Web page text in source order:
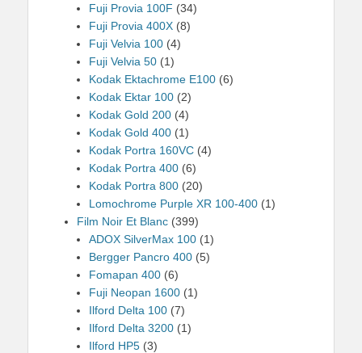
Fuji Provia 100F (34)
Fuji Provia 400X (8)
Fuji Velvia 100 (4)
Fuji Velvia 50 (1)
Kodak Ektachrome E100 (6)
Kodak Ektar 100 (2)
Kodak Gold 200 (4)
Kodak Gold 400 (1)
Kodak Portra 160VC (4)
Kodak Portra 400 (6)
Kodak Portra 800 (20)
Lomochrome Purple XR 100-400 (1)
Film Noir Et Blanc (399)
ADOX SilverMax 100 (1)
Bergger Pancro 400 (5)
Fomapan 400 (6)
Fuji Neopan 1600 (1)
Ilford Delta 100 (7)
Ilford Delta 3200 (1)
Ilford HP5 (3)